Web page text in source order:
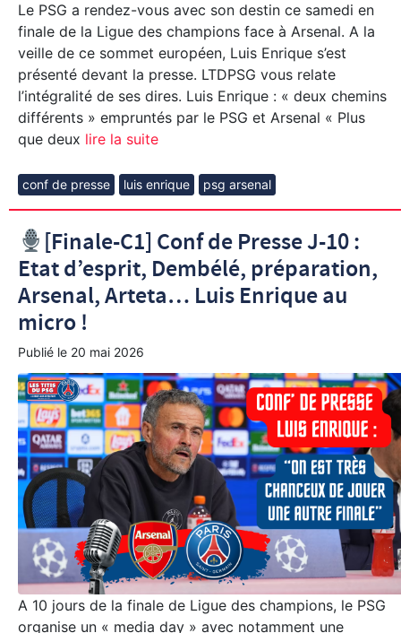
Le PSG a rendez-vous avec son destin ce samedi en
finale de la Ligue des champions face à Arsenal. A la
veille de ce sommet européen, Luis Enrique s’est
présenté devant la presse. LTDPSG vous relate
l’intégralité de ses dires. Luis Enrique : « deux chemins
différents » empruntés par le PSG et Arsenal « Plus
que deux lire la suite
conf de presse luis enrique psg arsenal
[Finale-C1] Conf de Presse J-10 :
Etat d’esprit, Dembélé, préparation,
Arsenal, Arteta… Luis Enrique au
micro !
Publié le 20 mai 2026
A 10 jours de la finale de Ligue des champions, le PSG
organise un « media day » avec notamment une